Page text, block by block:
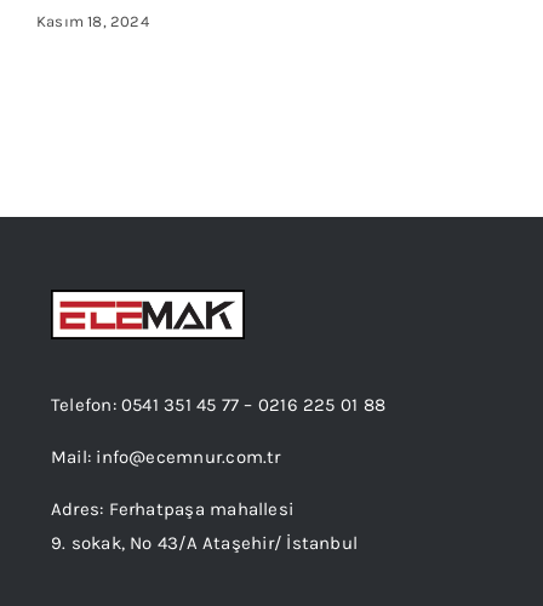
Kasım 18, 2024
Telefon:0541 351 45 77 – 0216 225 01 88
Mail: info@ecemnur.com.tr
Adres: Ferhatpaşa mahallesi
9. sokak, No 43/A Ataşehir/ İstanbul